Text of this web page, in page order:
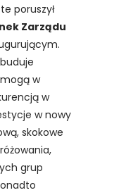
poruszył
Zarządu
w
w
w nowy
skokowe
grup